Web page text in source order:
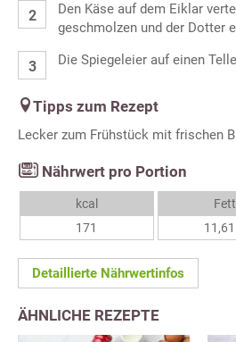
Den Käse auf dem Eiklar
geschmolzen und der Dotter
Die Spiegeleier auf einen
Tipps zum Rezept
Lecker zum Frühstück mit frischen
Nährwert pro Portion
kcal
171
Fett
Detaillierte Nährwertinfos
ÄHNLICHE REZEPTE